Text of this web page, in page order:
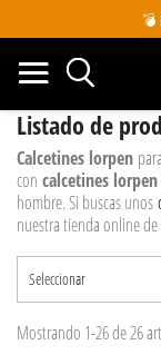
💣
Listado de
Calcetines lorpen
con calcetines
hombre. Si buscas unos
nuestra tienda online de
Seleccionar
Mostrando 1-26 de 26